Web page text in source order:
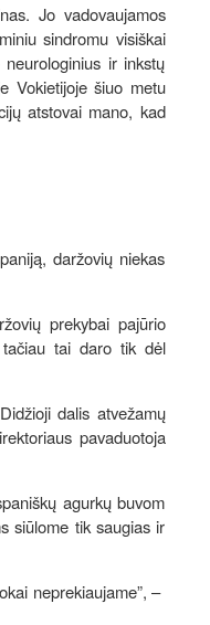
Jo vadovaujamos
sindromu visiškai
ir inkstų
Vokietijoje šiuo metu
atstovai mano, kad
daržovių niekas
prekybai pajūrio
tačiau tai daro tik dėl
dalis atvežamų
pavaduotoja
agurkų buvom
siūlome tik saugias ir
neprekiaujame”, –